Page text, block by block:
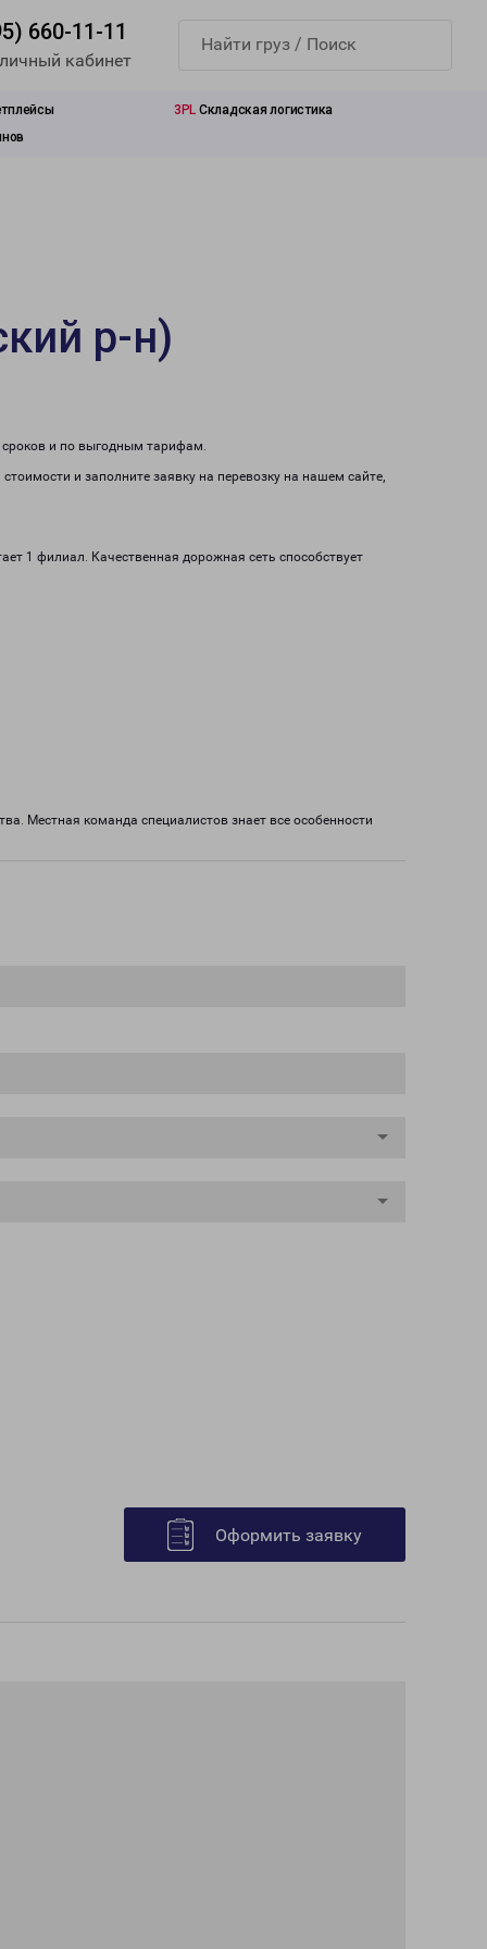
660-11-11
кабинет
3PL Складская логистика
р-н)
сроков и по выгодным тарифам.
и заполните заявку на перевозку на нашем сайте,
1 филиал. Качественная дорожная сеть способствует
Местная команда специалистов знает все особенности
Оформить заявку